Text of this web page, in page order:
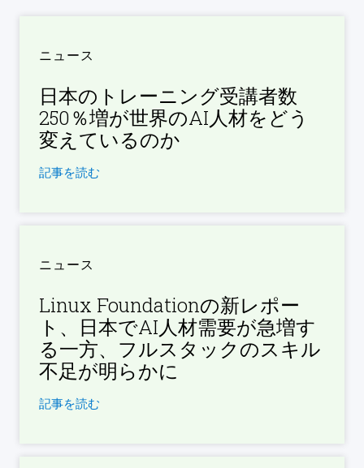
ニュース
日本のトレーニング受講者数
250％増が世界のAI人材をどう
変えているのか
記事を読む
ニュース
Linux Foundationの新レポー
ト、日本でAI人材需要が急増す
る一方、フルスタックのスキル
不足が明らかに
記事を読む